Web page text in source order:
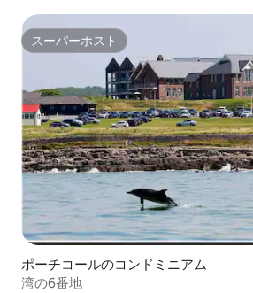
スーパーホスト
スーパーホスト
ポーチコールのコンドミニアム
湾の6番地